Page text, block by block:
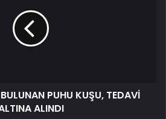
PUHU KUŞU, TEDAVİ
ALINDI